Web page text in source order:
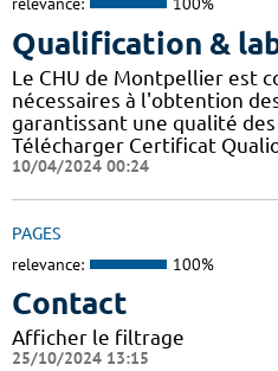
Qualification &
Le CHU de Montpellier est
nécessaires à l'obtention
garantissant une qualité
Télécharger Certificat
10/04/2024 00:24
PAGES
relevance: 100%
Contact
Afficher le filtrage
25/10/2024 13:15